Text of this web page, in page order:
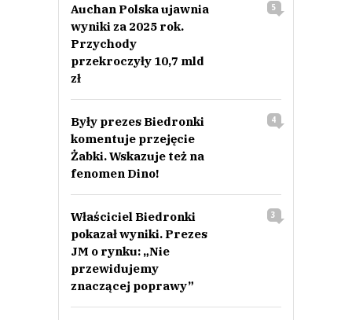
Auchan Polska ujawnia
wyniki za 2025 rok.
Przychody
przekroczyły 10,7 mld
zł
5
Były prezes Biedronki
komentuje przejęcie
Żabki. Wskazuje też na
fenomen Dino!
4
Właściciel Biedronki
pokazał wyniki. Prezes
JM o rynku: „Nie
przewidujemy
znaczącej poprawy”
3